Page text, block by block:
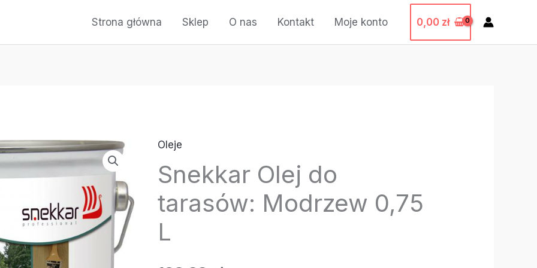
Strona główna Sklep O nas Kontakt Moje konto 0,00 zł
Oleje
Snekkar Olej do
tarasów: Modrzew 0,75
L
ilość
Snekkar
Olej
do
tarasów:
Modrzew